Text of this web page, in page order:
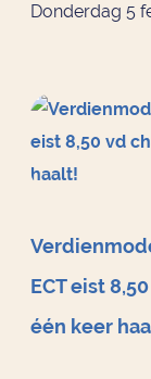
Donderdag 5
ECT eist
één keer